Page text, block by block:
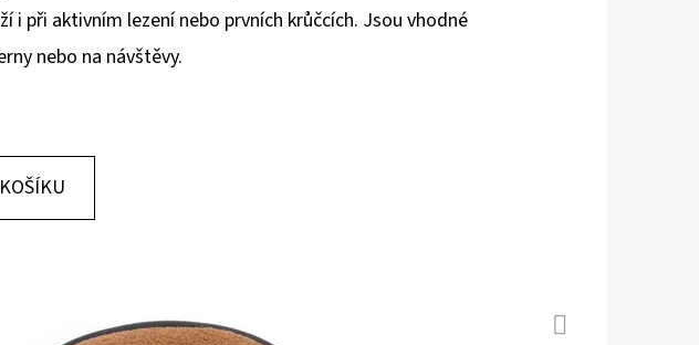
i při aktivním lezení nebo prvních krůčcích. Jsou vhodné
nebo na návštěvy.